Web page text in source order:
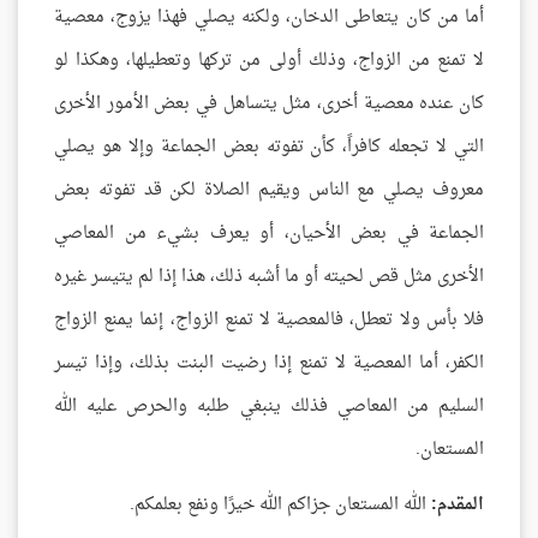
أما من كان يتعاطى الدخان، ولكنه يصلي فهذا يزوج، معصية
لا تمنع من الزواج، وذلك أولى من تركها وتعطيلها، وهكذا لو
كان عنده معصية أخرى، مثل يتساهل في بعض الأمور الأخرى
التي لا تجعله كافراً، كأن تفوته بعض الجماعة وإلا هو يصلي
معروف يصلي مع الناس ويقيم الصلاة لكن قد تفوته بعض
الجماعة في بعض الأحيان، أو يعرف بشيء من المعاصي
الأخرى مثل قص لحيته أو ما أشبه ذلك، هذا إذا لم يتيسر غيره
فلا بأس ولا تعطل، فالمعصية لا تمنع الزواج، إنما يمنع الزواج
الكفر، أما المعصية لا تمنع إذا رضيت البنت بذلك، وإذا تيسر
السليم من المعاصي فذلك ينبغي طلبه والحرص عليه الله
المستعان.
المقدم: الله المستعان جزاكم الله خيرًا ونفع بعلمكم.